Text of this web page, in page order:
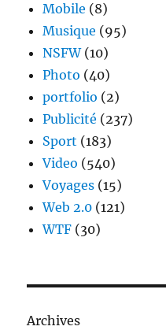
Mobile (8)
Musique (95)
NSFW(10)
Photo (40)
portfolio (2)
Publicité (237)
Sport (183)
Video (540)
Voyages (15)
Web 2.0 (121)
WTF (30)
Archives